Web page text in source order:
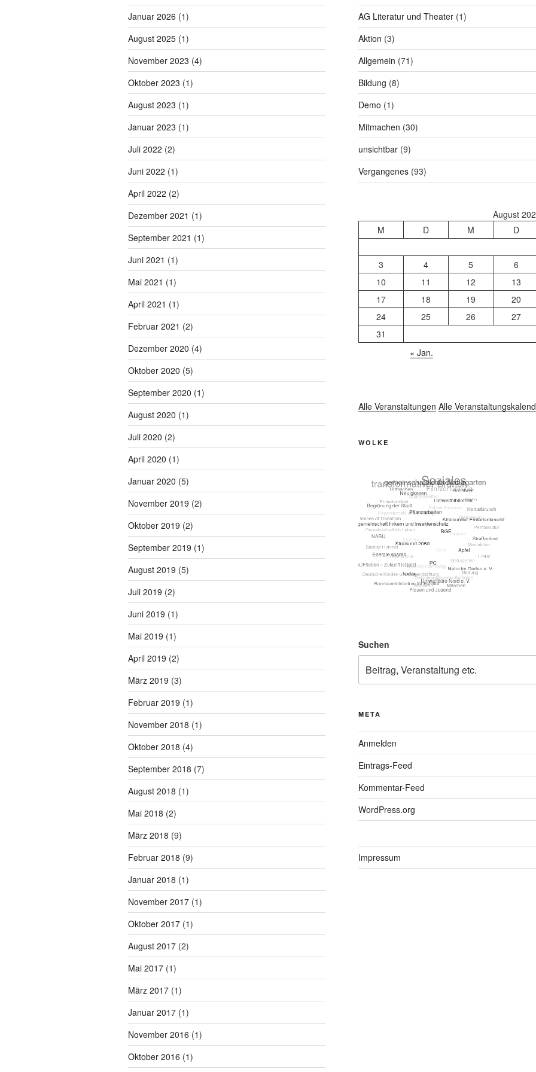
Januar 2026 (1)
August 2025 (1)
November 2023 (4)
Oktober 2023 (1)
August 2023 (1)
Januar 2023 (1)
Juli 2022 (2)
Juni 2022 (1)
April 2022 (2)
Dezember 2021 (1)
September 2021 (1)
Juni 2021 (1)
Mai 2021 (1)
April 2021 (1)
Februar 2021 (2)
Dezember 2020 (4)
Oktober 2020 (5)
September 2020 (1)
August 2020 (1)
Juli 2020 (2)
April 2020 (1)
Januar 2020 (5)
November 2019 (2)
Oktober 2019 (2)
September 2019 (1)
August 2019 (5)
Juli 2019 (2)
Juni 2019 (1)
Mai 2019 (1)
April 2019 (2)
März 2019 (3)
Februar 2019 (1)
November 2018 (1)
Oktober 2018 (4)
September 2018 (7)
August 2018 (1)
Mai 2018 (2)
März 2018 (9)
Februar 2018 (9)
Januar 2018 (1)
November 2017 (1)
Oktober 2017 (1)
August 2017 (2)
Mai 2017 (1)
März 2017 (1)
Januar 2017 (1)
November 2016 (1)
Oktober 2016 (1)
AG Literatur und Theater(1)
Aktion (3)
Allgemein (71)
Bildung (8)
Demo (1)
Mitmachen (30)
unsichtbar(9)
Vergangenes(93)
August
M
D M D
3
4 5 6
10
11 12 13
17
18 19 20
24
25 26 27
31
« Jan.
Alle Veranstaltungen Alle
WOLKE
Suchen
META
Anmelden
Eintrags-Feed
Kommentar-Feed
WordPress.org
Impressum